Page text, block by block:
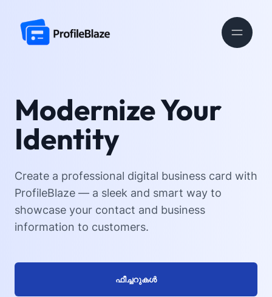
Modernize Your
Identity
Create a professional digital business card with
ProfileBlaze — a sleek and smart way to
showcase your contact and business
information to customers.
ഫീച്ചറുകൾ